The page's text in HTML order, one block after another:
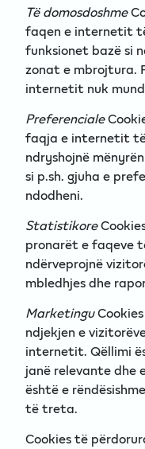
Të domosdoshme
faqen e internetit
funksionet bazë si
zonat e mbrojtura.
internetit nuk
Preferenciale
faqja e internetit
ndryshojnë
si p.sh. gjuha e
ndodheni.
Statistikore
pronarët e faqeve
ndërveprojnë
mbledhjes dhe
Marketingu
ndjekjen e
internetit. Qëllimi
janë relevante dhe
është e
të treta.
Cookies të